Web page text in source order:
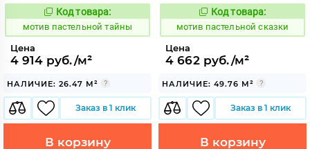
1039976
Код товара:
мотив пастельной тайны
Цена
4 914 руб./м²
НАЛИЧИЕ: 26.47 М²
Заказ в 1 клик
В корзину
1039965
Код товара:
мотив пастельной сказки
Цена
4 662 руб./м²
НАЛИЧИЕ: 49.76 М²
Заказ в 1 клик
В корзину